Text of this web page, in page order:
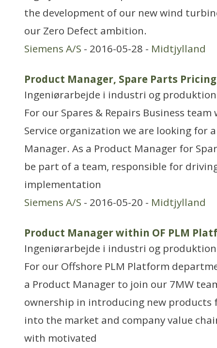
the development of our new wind
our Zero Defect ambition.
Siemens A/S - 2016-05-28 - Midtjylland
Product Manager, Spare Parts Pricing
Ingeniørarbejde i industri og produktion
For our Spares & Repairs Business
Service organization we are looking for
Manager. As a Product Manager for
be part of a team, responsible for
implementation
Siemens A/S - 2016-05-20 - Midtjylland
Product Manager within OF PLM
Ingeniørarbejde i industri og produktion
For our Offshore PLM Platform
a Product Manager to join our 7MW
ownership in introducing new products
into the market and company value
with motivated